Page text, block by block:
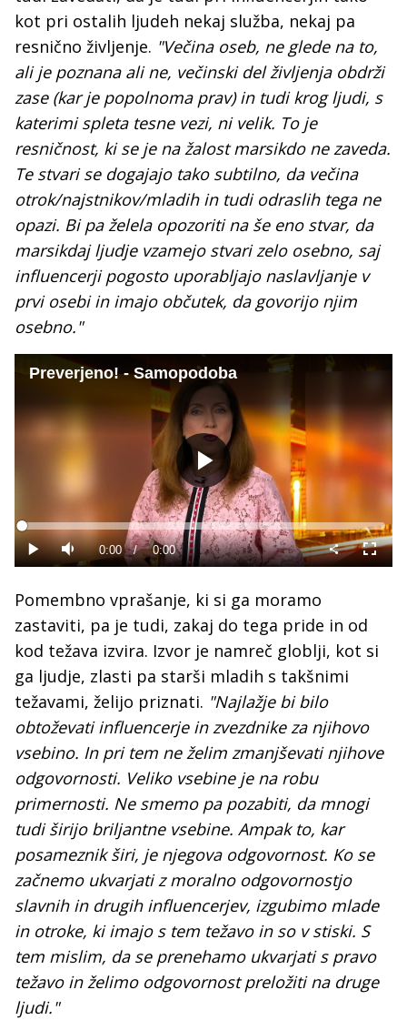
kot pri ostalih ljudeh nekaj služba, nekaj pa
resnično življenje. "Večina oseb, ne glede na to,
ali je poznana ali ne, večinski del življenja obdrži
zase (kar je popolnoma prav) in tudi krog ljudi, s
katerimi spleta tesne vezi, ni velik. To je
resničnost, ki se je na žalost marsikdo ne zaveda.
Te stvari se dogajajo tako subtilno, da večina
otrok/najstnikov/mladih in tudi odraslih tega ne
opazi. Bi pa želela opozoriti na še eno stvar, da
marsikdaj ljudje vzamejo stvari zelo osebno, saj
influencerji pogosto uporabljajo naslavljanje v
prvi osebi in imajo občutek, da govorijo njim
osebno."
Preverjeno! - Samopodoba
Predvajaj
Predvajaj
Tiho Current
0:00 / Duration
0:00
Loaded:
0%
način
Pomembno vprašanje, ki si ga moramo
zastaviti, pa je tudi, zakaj do tega pride in od
kod težava izvira. Izvor je namreč globlji, kot si
ga ljudje, zlasti pa starši mladih s takšnimi
težavami, želijo priznati. "Najlažje bi bilo
obtoževati influencerje in zvezdnike za njihovo
vsebino. In pri tem ne želim zmanjševati njihove
odgovornosti. Veliko vsebine je na robu
primernosti. Ne smemo pa pozabiti, da mnogi
tudi širijo briljantne vsebine. Ampak to, kar
posameznik širi, je njegova odgovornost. Ko se
začnemo ukvarjati z moralno odgovornostjo
slavnih in drugih influencerjev, izgubimo mlade
in otroke, ki imajo s tem težavo in so v stiski. S
tem mislim, da se prenehamo ukvarjati s pravo
težavo in želimo odgovornost preložiti na druge
ljudi."